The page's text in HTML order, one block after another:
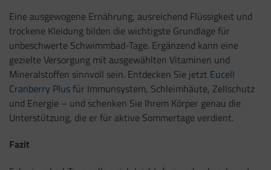
Eine ausgewogene Ernährung, ausreichend Flüssigkeit und
trockene Kleidung bilden die wichtigste Grundlage für
unbeschwerte Schwimmbad-Tage. Ergänzend kann eine
gezielte Versorgung mit ausgewählten Vitaminen und
Mineralstoffen sinnvoll sein. Entdecken Sie jetzt Eucell
Cranberry Plusfür Immunsystem, Schleimhäute, Zellschutz
und Energie – und schenken Sie Ihrem Körper genau die
Unterstützung, die er für aktive Sommertage verdient.
Fazit